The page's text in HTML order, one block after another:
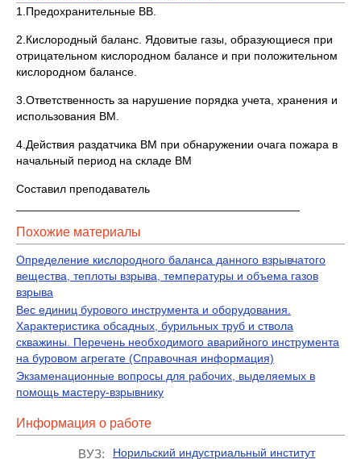
1.Предохранительные ВВ.
2.Кислородный баланс. Ядовитые газы, образующиеся при
отрицательном кислородном балансе и при положительном
кислородном балансе.
3.Ответственность за нарушение порядка учета, хранения и
использования ВМ.
4.Действия раздатчика ВМ при обнаружении очага пожара в
начальный период на складе ВМ
Составил преподаватель
Похожие материалы
Определение кислородного баланса данного взрывчато­го
вещества, теплоты взрыва, температуры и объема газов
взрыва
Вес единиц бурового инструмента и оборудования.
Характеристика обсадных, бурильных труб и ствола
скважины. Перечень необходимого аварийного инструмента
на буровом агрегате (Справочная информация)
Экзаменационные вопросы для рабочих, выделяемых в
помощь мастеру-взрывнику
Информация о работе
ВУЗ: Норильский индустриальный институт